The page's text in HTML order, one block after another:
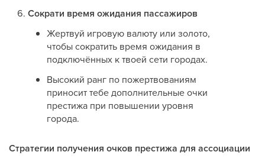
Сократи время ожидания пассажиров
Жертвуй игровую валюту или золото,
чтобы сократить время ожидания в
подключённых к твоей сети городах.
Высокий ранг по пожертвованиям
приносит тебе дополнительные очки
престижа при повышении уровня
города.
Стратегии получения очков престижа для ассоциации